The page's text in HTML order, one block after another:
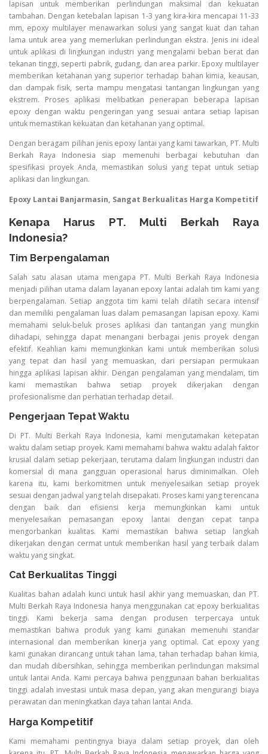
lapisan untuk memberikan perlindungan maksimal dan kekuatan
tambahan. Dengan ketebalan lapisan 1-3 yang kira-kira mencapai 11-33
mm, epoxy multilayer menawarkan solusi yang sangat kuat dan tahan
lama untuk area yang memerlukan perlindungan ekstra. Jenis ini ideal
untuk aplikasi di lingkungan industri yang mengalami beban berat dan
tekanan tinggi, seperti pabrik, gudang, dan area parkir. Epoxy multilayer
memberikan ketahanan yang superior terhadap bahan kimia, keausan,
dan dampak fisik, serta mampu mengatasi tantangan lingkungan yang
ekstrem. Proses aplikasi melibatkan penerapan beberapa lapisan
epoxy dengan waktu pengeringan yang sesuai antara setiap lapisan
untuk memastikan kekuatan dan ketahanan yang optimal.
Dengan beragam pilihan jenis epoxy lantai yang kami tawarkan, PT. Multi
Berkah Raya Indonesia siap memenuhi berbagai kebutuhan dan
spesifikasi proyek Anda, memastikan solusi yang tepat untuk setiap
aplikasi dan lingkungan.
Epoxy Lantai Banjarmasin, Sangat Berkualitas Harga Kompetitif
Kenapa Harus PT. Multi Berkah Raya
Indonesia?
Tim Berpengalaman
Salah satu alasan utama mengapa PT. Multi Berkah Raya Indonesia
menjadi pilihan utama dalam layanan epoxy lantai adalah tim kami yang
berpengalaman. Setiap anggota tim kami telah dilatih secara intensif
dan memiliki pengalaman luas dalam pemasangan lapisan epoxy. Kami
memahami seluk-beluk proses aplikasi dan tantangan yang mungkin
dihadapi, sehingga dapat menangani berbagai jenis proyek dengan
efektif. Keahlian kami memungkinkan kami untuk memberikan solusi
yang tepat dan hasil yang memuaskan, dari persiapan permukaan
hingga aplikasi lapisan akhir. Dengan pengalaman yang mendalam, tim
kami memastikan bahwa setiap proyek dikerjakan dengan
profesionalisme dan perhatian terhadap detail.
Pengerjaan Tepat Waktu
Di PT. Multi Berkah Raya Indonesia, kami mengutamakan ketepatan
waktu dalam setiap proyek. Kami memahami bahwa waktu adalah faktor
krusial dalam setiap pekerjaan, terutama dalam lingkungan industri dan
komersial di mana gangguan operasional harus diminimalkan. Oleh
karena itu, kami berkomitmen untuk menyelesaikan setiap proyek
sesuai dengan jadwal yang telah disepakati. Proses kami yang terencana
dengan baik dan efisiensi kerja memungkinkan kami untuk
menyelesaikan pemasangan epoxy lantai dengan cepat tanpa
mengorbankan kualitas. Kami memastikan bahwa setiap langkah
dikerjakan dengan cermat untuk memberikan hasil yang terbaik dalam
waktu yang singkat.
Cat Berkualitas Tinggi
Kualitas bahan adalah kunci untuk hasil akhir yang memuaskan, dan PT.
Multi Berkah Raya Indonesia hanya menggunakan cat epoxy berkualitas
tinggi. Kami bekerja sama dengan produsen terpercaya untuk
memastikan bahwa produk yang kami gunakan memenuhi standar
internasional dan memberikan kinerja yang optimal. Cat epoxy yang
kami gunakan dirancang untuk tahan lama, tahan terhadap bahan kimia,
dan mudah dibersihkan, sehingga memberikan perlindungan maksimal
untuk lantai Anda. Kami percaya bahwa penggunaan bahan berkualitas
tinggi adalah investasi untuk masa depan, yang akan mengurangi biaya
perawatan dan meningkatkan daya tahan lantai Anda.
Harga Kompetitif
Kami memahami pentingnya biaya dalam setiap proyek, dan oleh